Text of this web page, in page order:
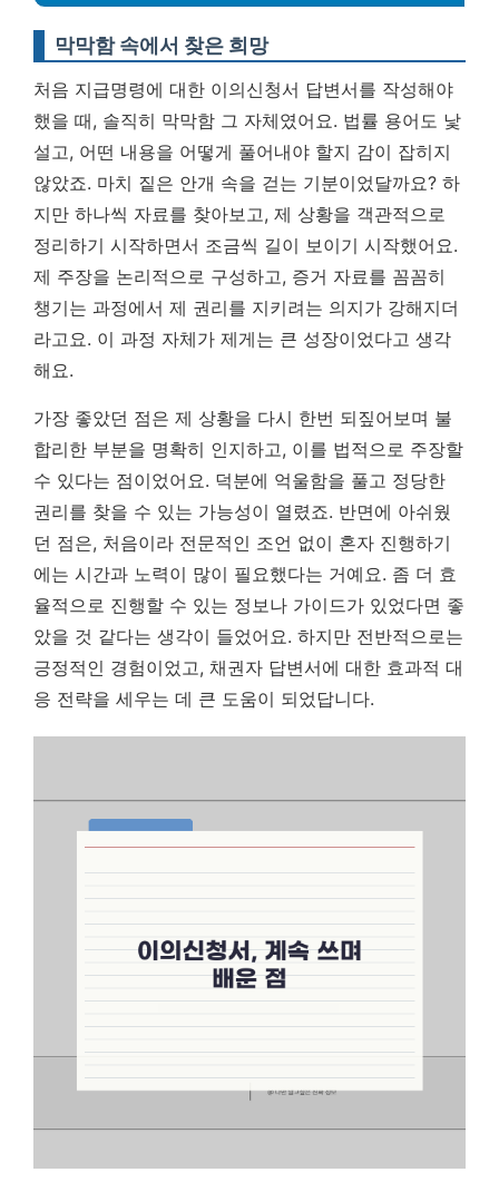
막막함 속에서 찾은 희망
처음 지급명령에 대한 이의신청서 답변서를 작성해야
했을 때, 솔직히 막막함 그 자체였어요. 법률 용어도 낯
설고, 어떤 내용을 어떻게 풀어내야 할지 감이 잡히지
않았죠. 마치 짙은 안개 속을 걷는 기분이었달까요? 하
지만 하나씩 자료를 찾아보고, 제 상황을 객관적으로
정리하기 시작하면서 조금씩 길이 보이기 시작했어요.
제 주장을 논리적으로 구성하고, 증거 자료를 꼼꼼히
챙기는 과정에서 제 권리를 지키려는 의지가 강해지더
라고요. 이 과정 자체가 제게는 큰 성장이었다고 생각
해요.
가장 좋았던 점은 제 상황을 다시 한번 되짚어보며 불
합리한 부분을 명확히 인지하고, 이를 법적으로 주장할
수 있다는 점이었어요. 덕분에 억울함을 풀고 정당한
권리를 찾을 수 있는 가능성이 열렸죠. 반면에 아쉬웠
던 점은, 처음이라 전문적인 조언 없이 혼자 진행하기
에는 시간과 노력이 많이 필요했다는 거예요. 좀 더 효
율적으로 진행할 수 있는 정보나 가이드가 있었다면 좋
았을 것 같다는 생각이 들었어요. 하지만 전반적으로는
긍정적인 경험이었고, 채권자 답변서에 대한 효과적 대
응 전략을 세우는 데 큰 도움이 되었답니다.